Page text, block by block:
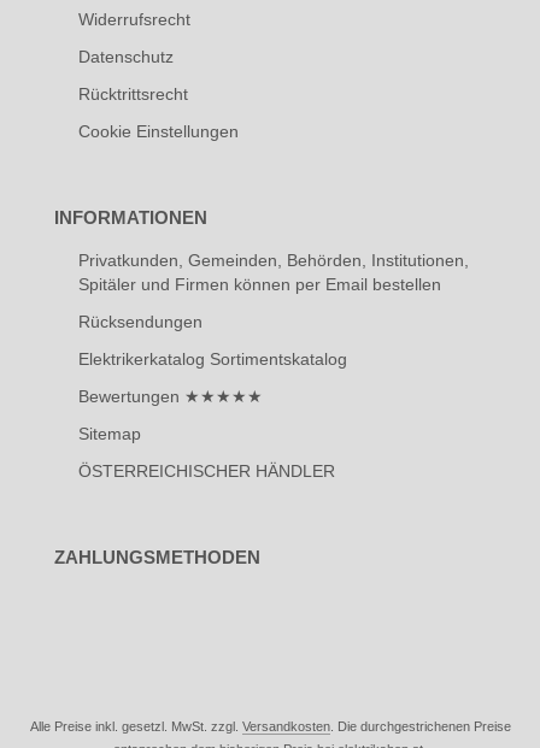
Widerrufsrecht
Datenschutz
Rücktrittsrecht
Cookie Einstellungen
INFORMATIONEN
Privatkunden, Gemeinden, Behörden, Institutionen,
Spitäler und Firmen können per Email bestellen
Rücksendungen
Elektrikerkatalog Sortimentskatalog
Bewertungen ★★★★★
Sitemap
ÖSTERREICHISCHER HÄNDLER
ZAHLUNGSMETHODEN
Alle Preise inkl. gesetzl. MwSt. zzgl. Versandkosten. Die durchgestrichenen Preise